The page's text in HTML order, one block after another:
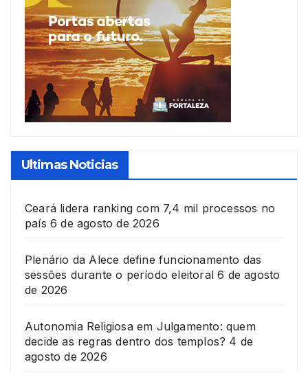
Ultimas Noticias
Ceará lidera ranking com 7,4 mil processos no
país 6 de agosto de 2026
Plenário da Alece define funcionamento das
sessões durante o período eleitoral 6 de agosto
de 2026
Autonomia Religiosa em Julgamento: quem
decide as regras dentro dos templos? 4 de
agosto de 2026